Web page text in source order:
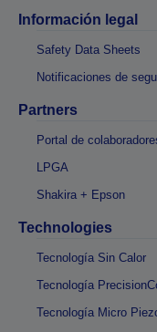
Información legal
Safety Data Sheets
Notificaciones de
Partners
Portal de
LPGA
Shakira + Epson
Technologies
Tecnología Sin Calor
Tecnología
Tecnología Micro